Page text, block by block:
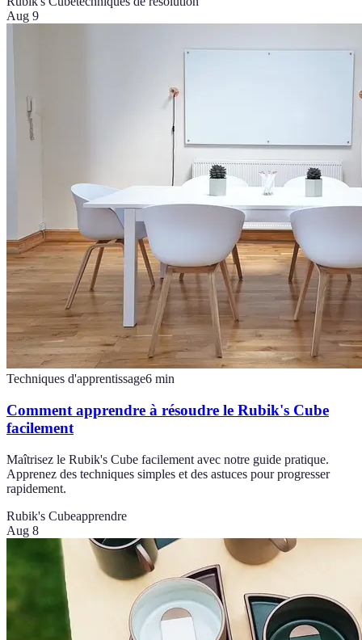
Aug 9
Techniques d'apprentissage6 min
Comment apprendre à résoudre le Rubik's Cube
facilement
Maîtrisez le Rubik's Cube facilement avec notre guide pratique.
Apprenez des techniques simples et des astuces pour progresser
rapidement.
Rubik's Cubeapprendre
Aug 8